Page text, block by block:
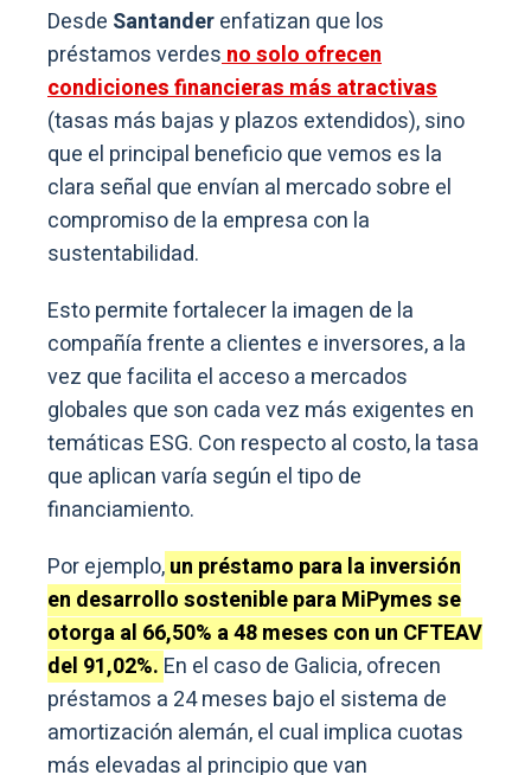
Desde Santanderenfatizan que los
préstamos verdesno solo ofrecen
condiciones financieras más atractivas
(tasas más bajas y plazos extendidos), sino
que el principal beneficio que vemos es la
clara señal que envían al mercado sobre el
compromiso de la empresa con la
sustentabilidad.
Esto permite fortalecer la imagen de la
compañía frente a clientes e inversores, a la
vez que facilita el acceso a mercados
globales que son cada vez más exigentes en
temáticas ESG. Con respecto al costo, la tasa
que aplican varía según el tipo de
financiamiento.
Por ejemplo,un préstamo para la inversión
en desarrollo sostenible para MiPymes se
otorga al 66,50% a 48 meses con un CFTEAV
del 91,02%. En el caso de Galicia, ofrecen
préstamos a 24 meses bajo el sistema de
amortización alemán, el cual implica cuotas
más elevadas al principio que van